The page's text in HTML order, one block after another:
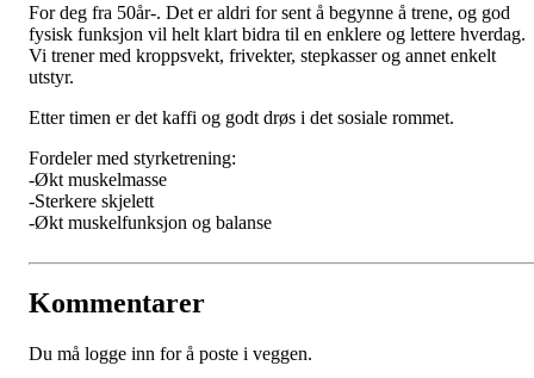
For deg fra 50år-. Det er aldri for sent å begynne å trene, og god
fysisk funksjon vil helt klart bidra til en enklere og lettere hverdag.
Vi trener med kroppsvekt, frivekter, stepkasser og annet enkelt
utstyr.
Etter timen er det kaffi og godt drøs i det sosiale rommet.
Fordeler med styrketrening:
-Økt muskelmasse
-Sterkere skjelett
-Økt muskelfunksjon og balanse
Kommentarer
Du må logge inn for å poste i veggen.